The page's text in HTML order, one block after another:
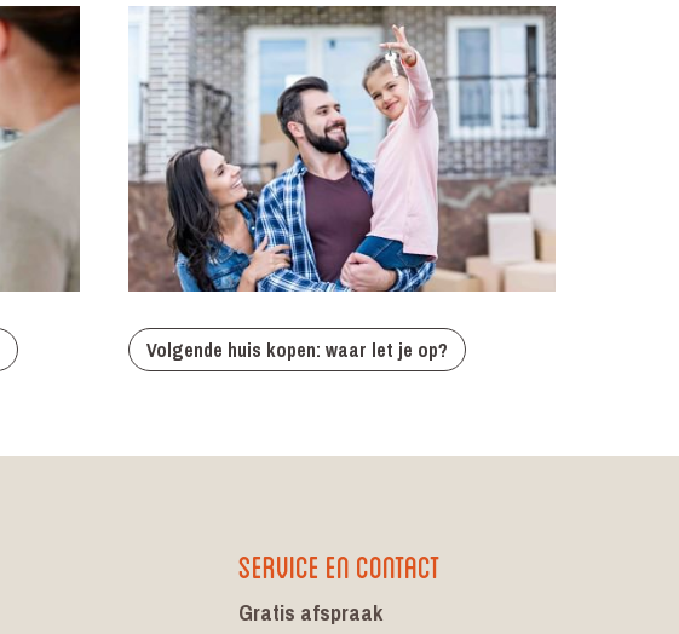
Volgende huis kopen: waar let je op?
Service en contact
Gratis afspraak